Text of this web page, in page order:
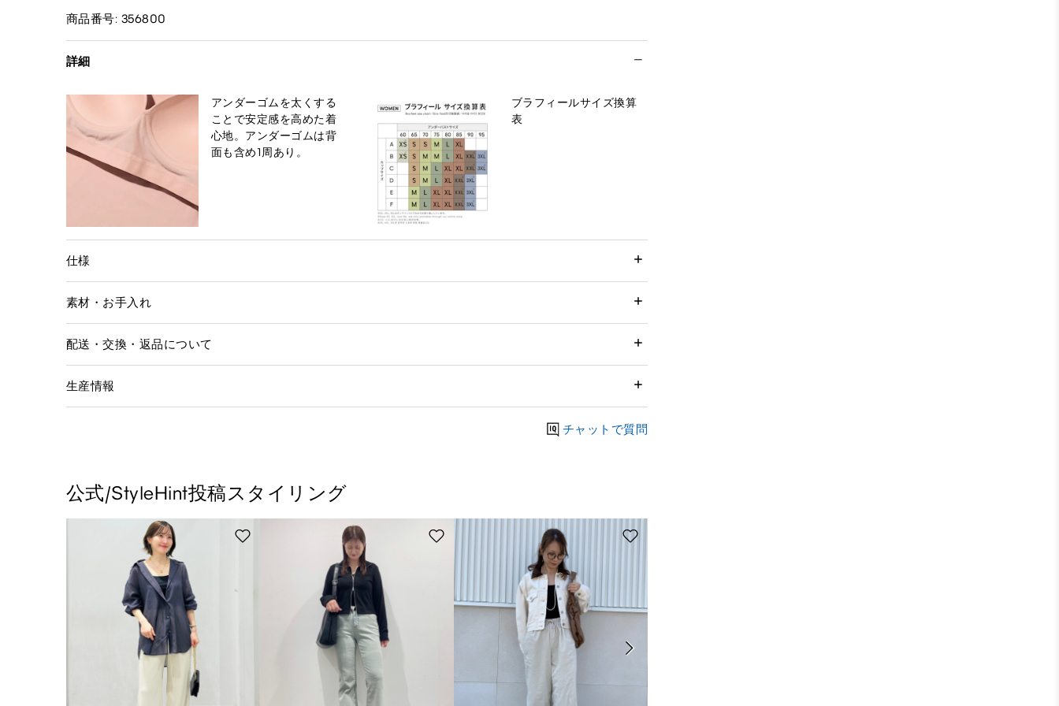
商品番号: 356800
詳細
アンダーゴムを太くする
ことで安定感を高めた着
心地。アンダーゴムは背
面も含め1周あり。
ブラフィールサイズ換算
表
仕様
素材・お手入れ
配送・交換・返品について
生産情報
チャットで質問
公式/StyleHint投稿スタイリング